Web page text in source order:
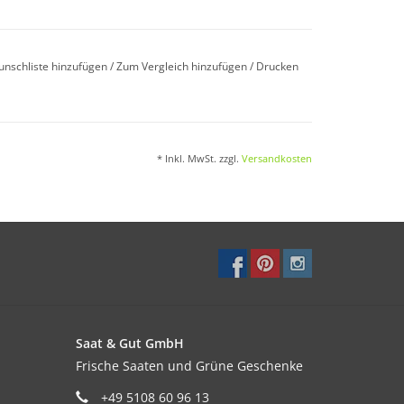
sollte nicht in nassen, kalten Böden erfolgen.
hinzufügen/Zum Vergleich hinzufügen/ Drucken
* Inkl. MwSt. zzgl. Versandkosten
Saat & Gut GmbH
Frische Saaten und Grüne Geschenke
+49 5108 60 96 13